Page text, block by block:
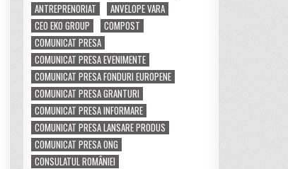
ANTREPRENORIAT
ANVELOPE VARA
CEO EKO GROUP
COMPOST
COMUNICAT PRESA
COMUNICAT PRESA EVENIMENTE
COMUNICAT PRESA FONDURI EUROPENE
COMUNICAT PRESA GRANTURI
COMUNICAT PRESA INFORMARE
COMUNICAT PRESA LANSARE PRODUS
COMUNICAT PRESA ONG
CONSULATUL ROMÂNIEI